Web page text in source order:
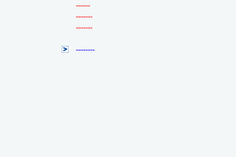
------
-------
-------
--------